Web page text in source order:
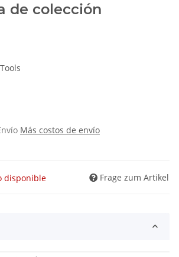
de colección
Más costos de envío
disponible Frage zum Artikel